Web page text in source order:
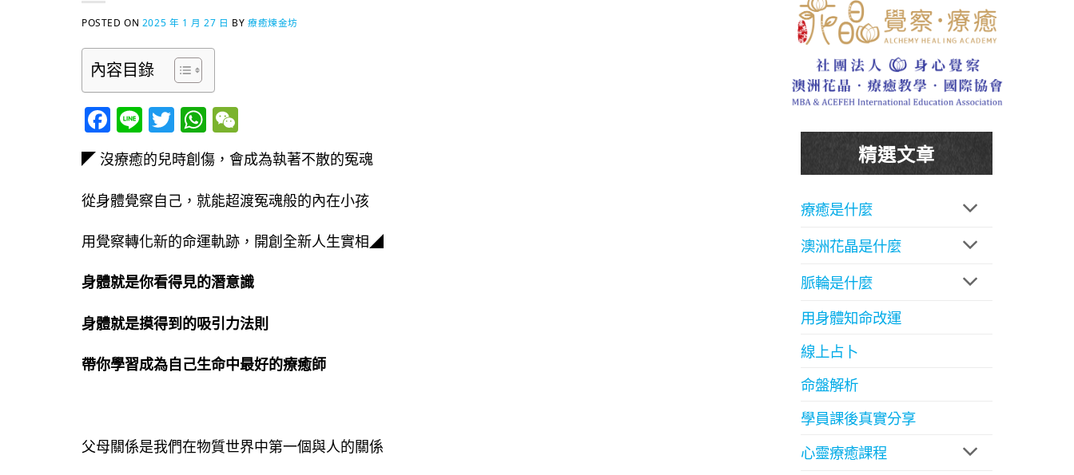
POSTED ON 2025 年 1 月 27 日 BY療癒煉金坊
內容目錄
Facebook
LineTwitterWhatsApp
◤ 沒療癒的兒時創傷，會成為執著不散的冤魂
從身體覺察自己，就能超渡冤魂般的內在小孩
用覺察轉化新的命運軌跡，開創全新人生實相◢
身體就是你看得見的潛意識
身體就是摸得到的吸引力法則
帶你學習成為自己生命中最好的療癒師
父母關係是我們在物質世界中第一個與人的關係
精選文章
療癒是什麼
澳洲花晶是什麼
脈輪是什麼
用身體知命改運
線上占卜
命盤解析
學員課後真實分享
心靈療癒課程